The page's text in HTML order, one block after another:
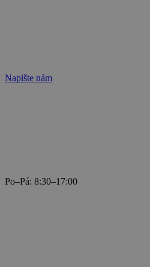
Napište nám
Po–Pá: 8:30–17:00